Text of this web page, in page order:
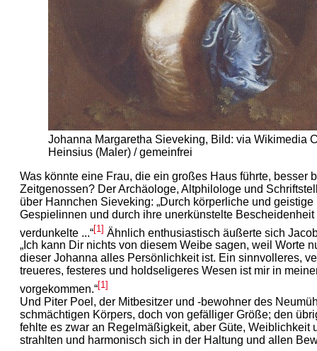
Johanna Margaretha Sieveking, Bild: via Wikimedia
Heinsius (Maler) / gemeinfrei
Was könnte eine Frau, die ein großes Haus führte, besser
Zeitgenossen? Der Archäologe, Altphilologe und
über Hannchen Sieveking: „Durch körperliche und
Gespielinnen und durch ihre unerkünstelte
verdunkelte ...“[1] Ähnlich enthusiastisch äußerte sich
„Ich kann Dir nichts von diesem Weibe sagen, weil Worte
dieser Johanna alles Persönlichkeit ist. Ein sinnvolleres,
treueres, festeres und holdseligeres Wesen ist mir in
vorgekommen.“[1]
Und Piter Poel, der Mitbesitzer und -bewohner des
schmächtigen Körpers, doch von gefälliger Größe; den
fehlte es zwar an Regelmäßigkeit, aber Güte, Weiblichkeit
strahlten und harmonisch sich in der Haltung und allen